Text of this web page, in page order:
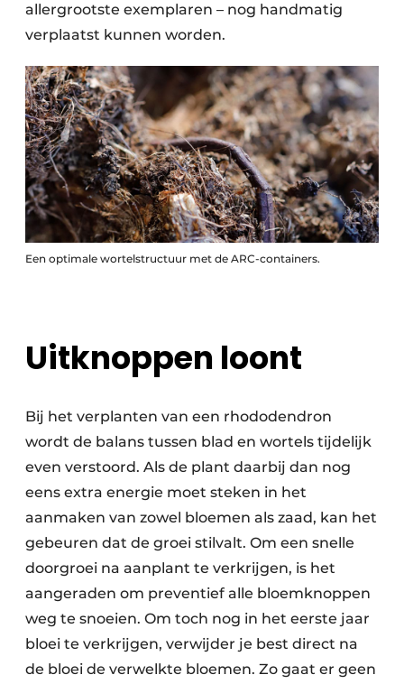
allergrootste exemplaren – nog handmatig
verplaatst kunnen worden.
Een optimale wortelstructuur met de ARC-containers.
Uitknoppen loont
Bij het verplanten van een rhododendron
wordt de balans tussen blad en wortels tijdelijk
even verstoord. Als de plant daarbij dan nog
eens extra energie moet steken in het
aanmaken van zowel bloemen als zaad, kan het
gebeuren dat de groei stilvalt. Om een snelle
doorgroei na aanplant te verkrijgen, is het
aangeraden om preventief alle bloemknoppen
weg te snoeien. Om toch nog in het eerste jaar
bloei te verkrijgen, verwijder je best direct na
de bloei de verwelkte bloemen. Zo gaat er geen